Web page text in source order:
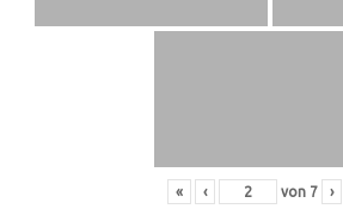
« ‹ von 7 ›